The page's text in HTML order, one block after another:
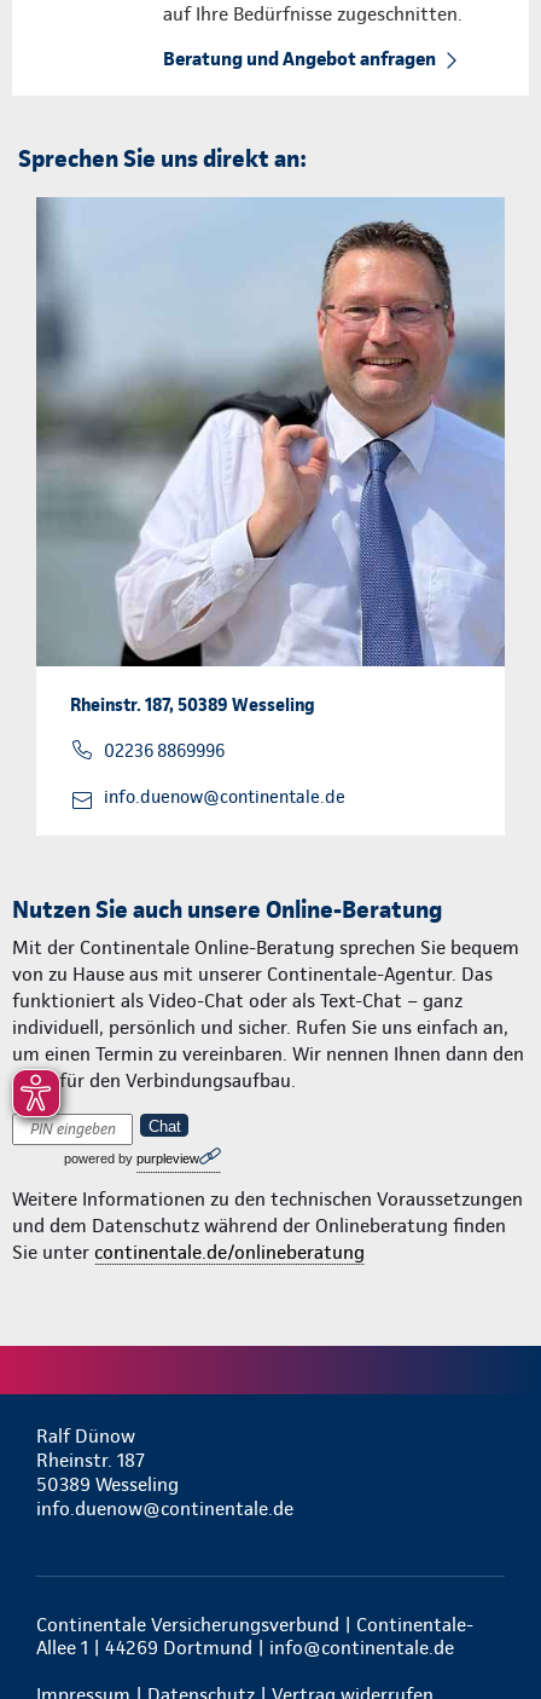
auf Ihre Bedürfnisse zugeschnitten.
Beratung und Angebot anfragen
Sprechen Sie uns direkt an:
Rheinstr. 187, 50389 Wesseling
02236 8869996
info.duenow@continentale.de
Nutzen Sie auch unsere Online-Beratung
Mit der Continentale Online-Beratung sprechen Sie bequem
von zu Hause aus mit unserer Continentale-Agentur. Das
funktioniert als Video-Chat oder als Text-Chat – ganz
individuell, persönlich und sicher. Rufen Sie uns einfach an,
um einen Termin zu vereinbaren. Wir nennen Ihnen dann den
Code für den Verbindungsaufbau.
Chat
powered by purpleview
Weitere Informationen zu den technischen Voraussetzungen
und dem Datenschutz während der Onlineberatung finden
Sie unter continentale.de/onlineberatung
Ralf Dünow
Rheinstr. 187
50389 Wesseling
info.duenow@continentale.de
Continentale Versicherungsverbund | Continentale-
Allee 1 | 44269 Dortmund | info@continentale.de
Impressum | Datenschutz | Vertrag widerrufen